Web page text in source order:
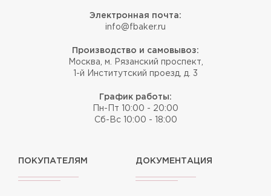
Электронная почта:
info@fbaker.ru
Производство и самовывоз:
Москва, м. Рязанский проспект,
1-й Институтский проезд, д. 3
График работы:
Пн-Пт 10:00 - 20:00
Сб-Вс 10:00 - 18:00
ПОКУПАТЕЛЯМ ДОКУМЕНТАЦИЯ